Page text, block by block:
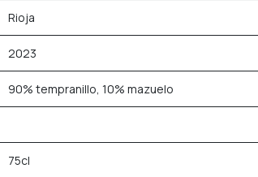
Rioja
2023
90% tempranillo, 10% mazuelo
75cl